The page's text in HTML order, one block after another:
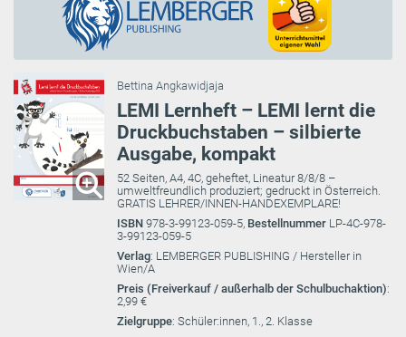
Bettina Angkawidjaja
LEMI Lernheft – LEMI lernt die
Druckbuchstaben – silbierte
Ausgabe, kompakt
52 Seiten, A4, 4C, geheftet, Lineatur 8/8/8 –
umweltfreundlich produziert; gedruckt in Österreich.
GRATIS LEHRER/INNEN-HANDEXEMPLARE!
ISBN 978-3-99123-059-5, Bestellnummer LP-4C-978-
3-99123-059-5
Verlag: LEMBERGER PUBLISHING / Hersteller in
Wien/A
Preis (Freiverkauf / außerhalb der Schulbuchaktion):
2,99 €
Zielgruppe: Schüler:innen, 1., 2. Klasse